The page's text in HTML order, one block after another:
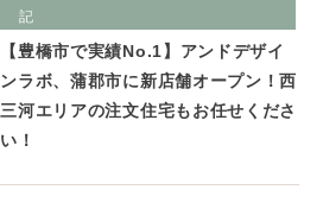
記
【豊橋市で実績No.1】アンドデザイ
ンラボ、蒲郡市に新店舗オープン！西
三河エリアの注文住宅もお任せくださ
い！